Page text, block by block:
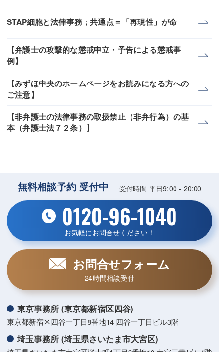
STAP細胞と法律事務；共通点＝「再現性」が命
【弁護士の攻撃的な懲戒申立・予告による懲戒事
例】
【みずほ中央のホームページをお読みになる方への
ご注意】
【非弁護士の法律事務の取扱禁止（非弁行為）の基
本（弁護士法７２条）】
無料相談予約 受付中 受付時間 平日9:00 - 20:00
0120-96-1040
お気軽にお問合せください！
お問合せフォーム
24時間相談受付
東京事務所 (東京都新宿区四谷)
東京都新宿区四谷一丁目8番地14 四谷一丁目ビル3階
埼玉事務所 (埼玉県さいたま市大宮区)